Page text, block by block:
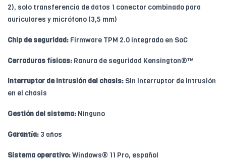
2), solo transferencia de datos 1 conector combinado para
auriculares y micrófono (3,5 mm)
Chip de seguridad: Firmware TPM 2.0 integrado en SoC
Cerraduras físicas: Ranura de seguridad Kensington®™
Interruptor de intrusión del chasis: Sin interruptor de intrusión
en el chasis
Gestión del sistema: Ninguno
Garantía: 3 años
Sistema operativo:Windows® 11 Pro, español